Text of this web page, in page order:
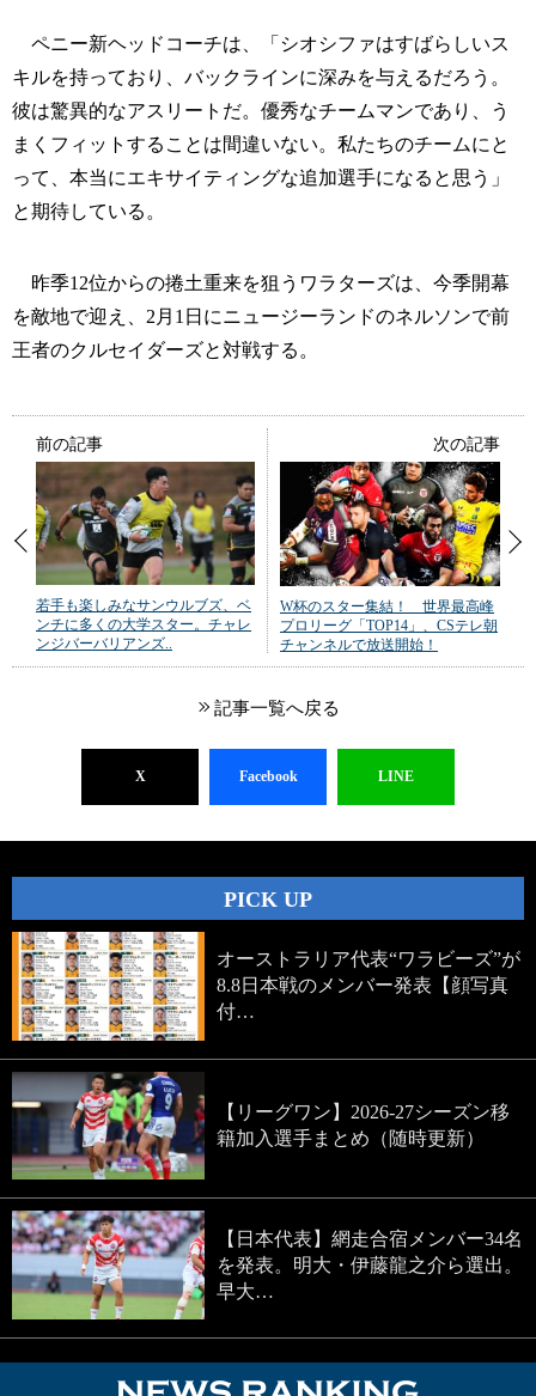
ペニー新ヘッドコーチは、「シオシファはすばらしいス
キルを持っており、バックラインに深みを与えるだろう。
彼は驚異的なアスリートだ。優秀なチームマンであり、う
まくフィットすることは間違いない。私たちのチームにと
って、本当にエキサイティングな追加選手になると思う」
と期待している。
昨季12位からの捲土重来を狙うワラターズは、今季開幕
を敵地で迎え、2月1日にニュージーランドのネルソンで前
王者のクルセイダーズと対戦する。
前の記事
若手も楽しみなサンウルブズ、ベ
ンチに多くの大学スター。チャレ
ンジバーバリアンズ..
次の記事
W杯のスター集結！ 世界最高峰
プロリーグ「TOP14」、CSテレ朝
チャンネルで放送開始！
記事一覧へ戻る
X Facebook LINE
PICK UP
オーストラリア代表“ワラビーズ”が
8.8日本戦のメンバー発表【顔写真
付…
【リーグワン】2026-27シーズン移
籍加入選手まとめ（随時更新）
【日本代表】網走合宿メンバー34名
を発表。明大・伊藤龍之介ら選出。
早大…